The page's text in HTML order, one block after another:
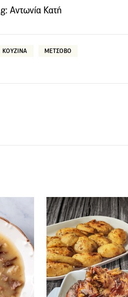
Αντωνία Κατή
ΚΟΥΖΙΝΑ ΜΕΤΣΟΒΟ